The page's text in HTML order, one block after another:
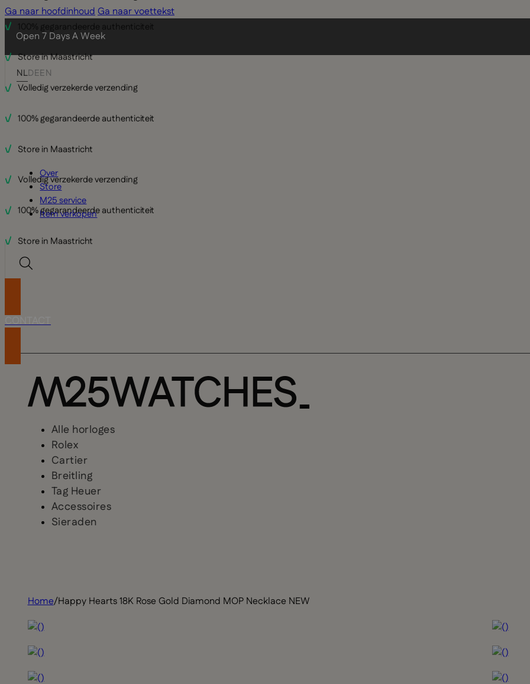
Ga naar hoofdinhoudGa naar voettekst
Open 7 Days A Week
NLDEEN
100% gegarandeerde authenticiteit
Store in Maastricht
Volledig verzekerde verzending
100% gegarandeerde authenticiteit
Store in Maastricht
Volledig verzekerde verzending
100% gegarandeerde authenticiteit
Store in Maastricht
Over
Store
M25 service
Item verkopen
CONTACT
Alle horloges
Rolex
Cartier
Breitling
Tag Heuer
Accessoires
Sieraden
Home/Happy Hearts 18K Rose Gold Diamond MOP Necklace NEW